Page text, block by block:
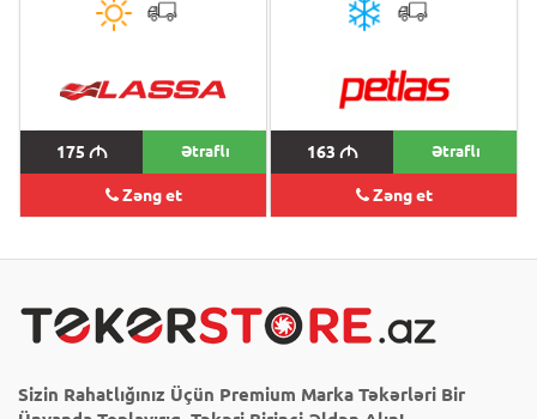
175 M Ətraflı
Zəng et
163 M Ətraflı
Zəng et
Sizin Rahatlığınız Üçün Premium Marka Təkərləri Bir